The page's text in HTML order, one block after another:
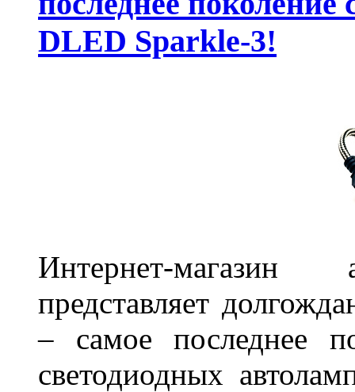
DLED Sparkle-3!
Интернет-магазин
представляет
– самое последнее
светодиодных